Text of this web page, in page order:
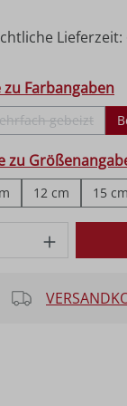
Lieferzeit:
zu Farbangaben
gebeizt
(Diese Option ist
zu
12 cm 15 cm
Anzahl: